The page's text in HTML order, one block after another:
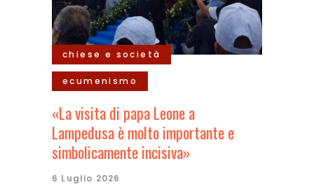
chiese e società
ecumenismo
«La visita di papa Leone a
Lampedusa è molto importante e
simbolicamente incisiva»
6 Luglio 2026